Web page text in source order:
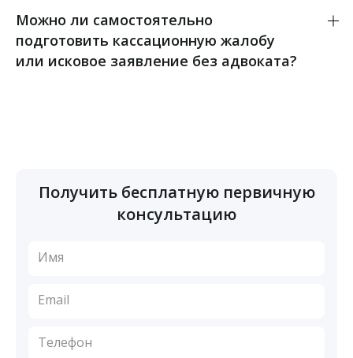
Можно ли самостоятельно
подготовить кассационную жалобу
или исковое заявление без адвоката?
Получить бесплатную первичную
конcультацию